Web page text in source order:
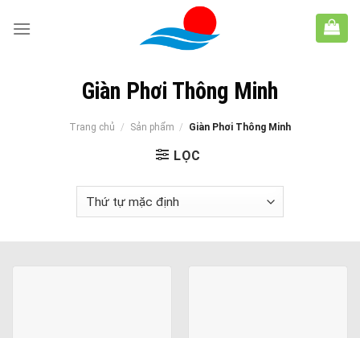
Giàn Phơi Thông Minh
Trang chủ / Sản phẩm / Giàn Phơi Thông Minh
LỌC